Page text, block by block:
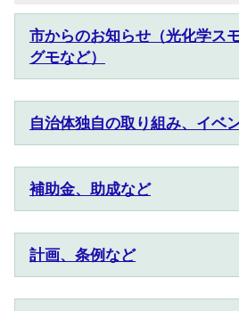
市からのお知らせ（光化学ス
グモなど）
自治体独自の取り組み、イベ
補助金、助成など
計画、条例など